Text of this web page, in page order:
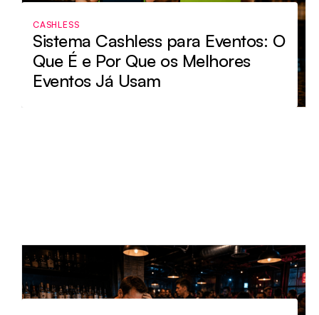
CASHLESS
Sistema Cashless para Eventos: O
Que É e Por Que os Melhores
Eventos Já Usam